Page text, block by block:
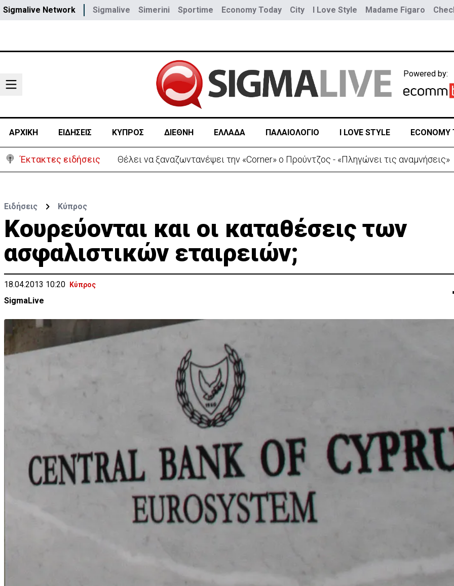
Sigmalive Network Sigmalive Simerini Sportime Economy Today City I Love Style Madame Figaro
Powered by:
ΑΡΧΙΚΗ ΕΙΔΗΣΕΙΣ ΚΥΠΡΟΣ ΔΙΕΘΝΗ ΕΛΛΑΔΑ ΠΑΛΑΙΟΛΟΓΙΟ I LOVE STYLE ECONOMY
Έκτακτες ειδήσεις Θέλει να ξαναζωντανέψει την «Corner» o Προύντζος - «Πληγώνει τις αναμνήσεις»
Ειδήσεις Κύπρος
Kουρεύονται και οι καταθέσεις των
ασφαλιστικών εταιρειών;
18.04.2013 10:20 Κύπρος
SigmaLive